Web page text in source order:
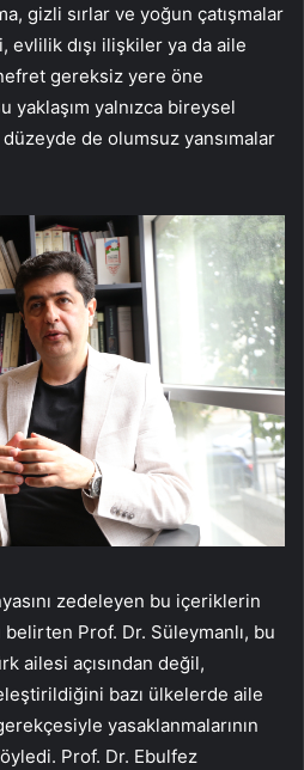
gizli sırlar ve yoğun çatışmalar
evlilik dışı ilişkiler ya da aile
gereksiz yere öne
yaklaşım yalnızca bireysel
de olumsuz yansımalar
zedeleyen bu içeriklerin
belirten Prof. Dr. Süleymanlı, bu
ailesi açısından değil,
bazı ülkelerde aile
yasaklanmalarının
Prof. Dr. Ebulfez